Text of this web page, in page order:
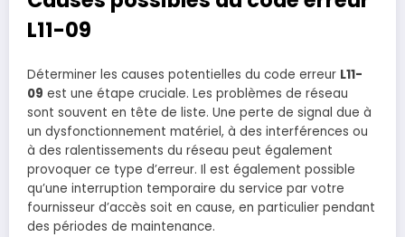
L11-09
Déterminer les causes potentielles du code erreur L11-
09 est une étape cruciale. Les problèmes de réseau
sont souvent en tête de liste. Une perte de signal due à
un dysfonctionnement matériel, à des interférences ou
à des ralentissements du réseau peut également
provoquer ce type d’erreur. Il est également possible
qu’une interruption temporaire du service par votre
fournisseur d’accès soit en cause, en particulier pendant
des périodes de maintenance.